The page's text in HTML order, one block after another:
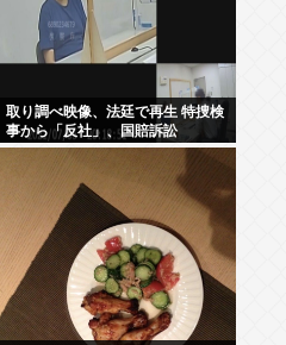
取り調べ映像、法廷で再生 特捜検
事から「反社」、国賠訴訟